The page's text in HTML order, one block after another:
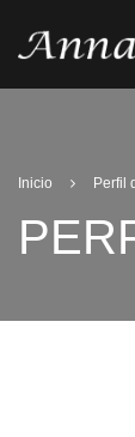
Inicio Perfil